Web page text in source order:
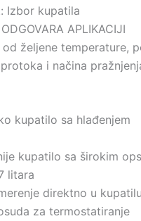
Izbor kupatila
APLIKACIJI
željene temperature,
i načina
kupatilo sa hlađenjem
kupatilo sa širokim
litara
direktno u
za termostatiranje